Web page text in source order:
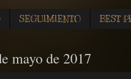
SEGUIMIENTO BEST
mayo de 2017